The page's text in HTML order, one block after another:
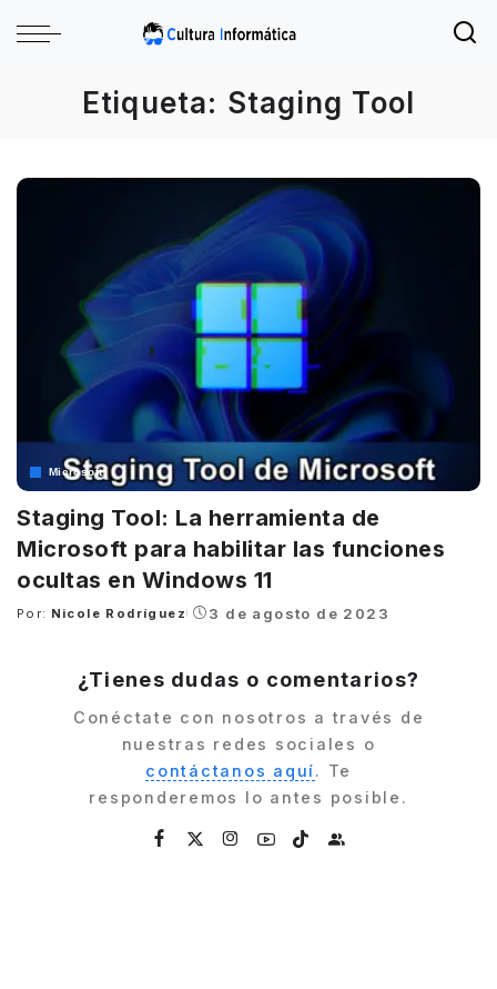
Etiqueta: Staging Tool
Microsoft
Staging Tool: La herramienta de
Microsoft para habilitar las funciones
ocultas en Windows 11
Posted
Por: Nicole Rodríguez 3 de agosto de 2023
¿Tienes dudas o comentarios?
Conéctate con nosotros a través de
nuestras redes sociales o
contáctanos aquí. Te
responderemos lo antes posible.